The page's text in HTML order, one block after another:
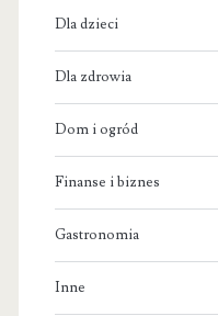
Dla dzieci
Dla zdrowia
Dom i ogród
Finanse i biznes
Gastronomia
Inne